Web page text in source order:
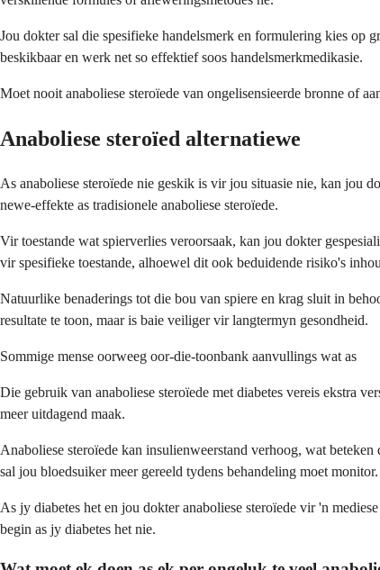
Jou dokter sal die spesifieke handelsmerk en formulering kies op
beskikbaar en werk net so effektief soos handelsmerkmedikasie.
Moet nooit anaboliese steroïede van ongelisensieerde bronne of
Anaboliese steroïed alternatiewe
As anaboliese steroïede nie geskik is vir jou situasie nie, kan jou
newe-effekte as tradisionele anaboliese steroïede.
Vir toestande wat spierverlies veroorsaak, kan jou dokter
vir spesifieke toestande, alhoewel dit ook beduidende risiko's
Natuurlike benaderings tot die bou van spiere en krag sluit in
resultate te toon, maar is baie veiliger vir langtermyn gesondheid.
Sommige mense oorweeg oor-die-toonbank aanvullings wat as
Die gebruik van anaboliese steroïede met diabetes vereis ekstra
meer uitdagend maak.
Anaboliese steroïede kan insulienweerstand verhoog, wat
sal jou bloedsuiker meer gereeld tydens behandeling moet monitor.
As jy diabetes het en jou dokter anaboliese steroïede vir 'n
begin as jy diabetes het nie.